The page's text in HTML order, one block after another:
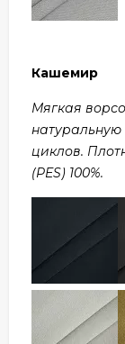
Кашемир
Мягкая
натуральную
циклов.
(PES) 100%.